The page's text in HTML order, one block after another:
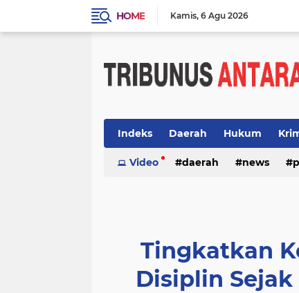
HOME Kamis 6 Agu 2026
Indeks Daerah Hukum
Video daerah news
Tingkatkan
Disiplin